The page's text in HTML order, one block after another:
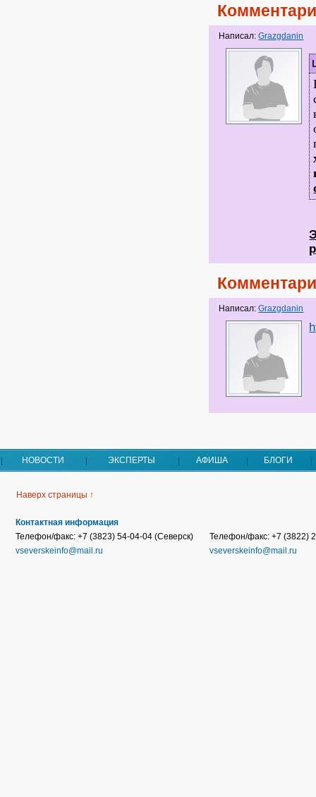
Написал:Grazgdanin
Написал:Grazgdanin
НОВОСТИ ЭКСПЕРТЫ АФИША БЛОГИ
Наверх страницы ↑
Контактная информация
Телефон/факс: +7 (3823) 54-04-04 (Северск)
vseverskeinfo@mail.ru
Телефон/факс: +7 (3822)
vseverskeinfo@mail.ru